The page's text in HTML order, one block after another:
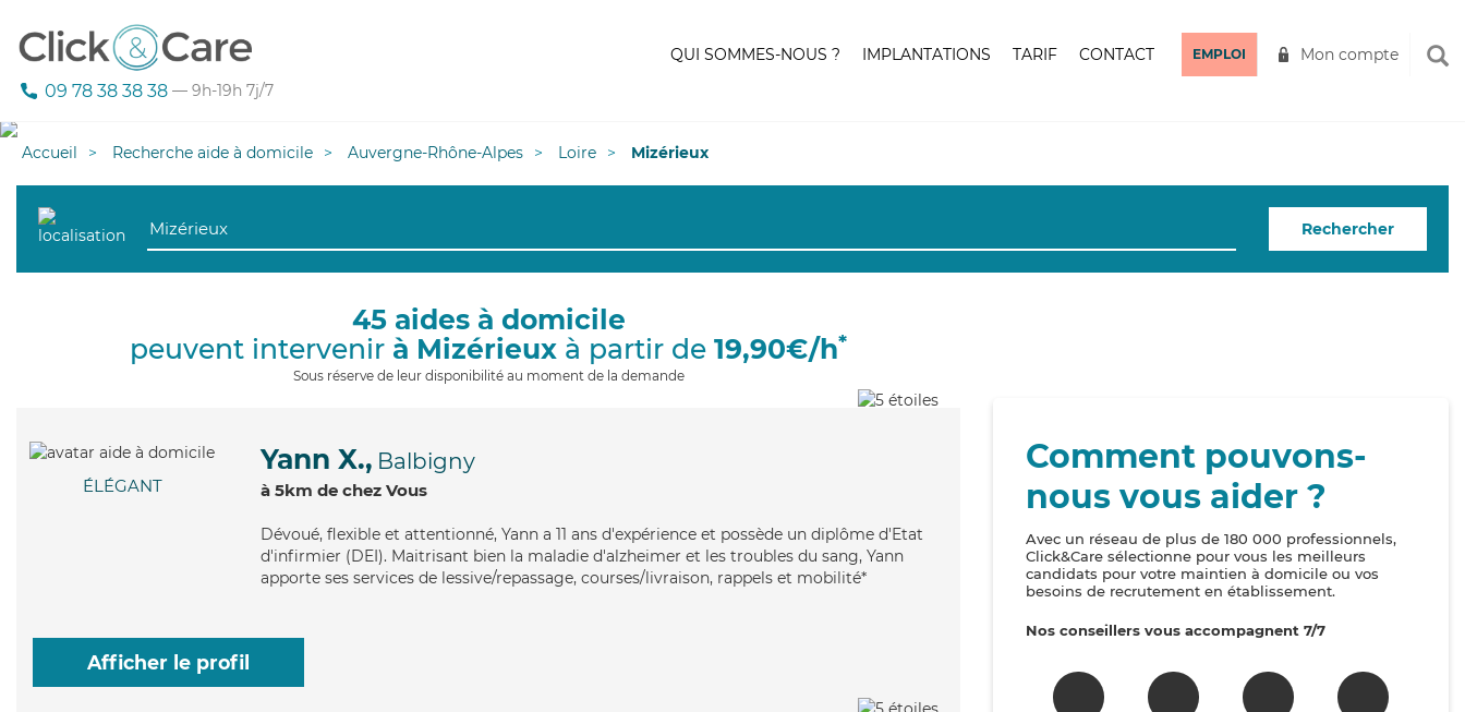
09 78 38 38 38 — 9h-19h 7j/7
QUI SOMMES-NOUS ? IMPLANTATIONS TARIF CONTACT EMPLOI Mon compte
Accueil Recherche aide à domicile Auvergne-Rhône-Alpes Loire Mizérieux
Rechercher
45 aides à domicile
peuvent intervenir à Mizérieux à partir de 19,90€/h*
Sous réserve de leur disponibilité au moment de la demande
ÉLÉGANT
Yann X., Balbigny
à 5km de chez Vous
Dévoué, flexible et attentionné, Yann a 11 ans d'expérience et possède un diplôme d'Etat
d'infirmier (DEI). Maitrisant bien la maladie d'alzheimer et les troubles du sang, Yann
apporte ses services de lessive/repassage, courses/livraison, rappels et mobilité*
Afficher le profil
Comment pouvons-
nous vous aider ?
Avec un réseau de plus de 180 000 professionnels,
Click&Care sélectionne pour vous les meilleurs
candidats pour votre maintien à domicile ou vos
besoins de recrutement en établissement.
Nos conseillers vous accompagnent 7/7